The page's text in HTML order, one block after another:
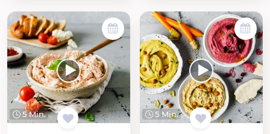
5 Min. 5 Min.